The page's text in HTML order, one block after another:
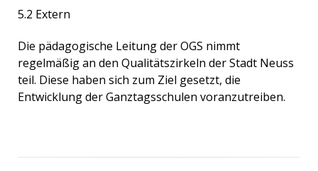
5.2 Extern
Die pädagogische Leitung der OGS nimmt
regelmäßig an den Qualitätszirkeln der Stadt Neuss
teil. Diese haben sich zum Ziel gesetzt, die
Entwicklung der Ganztagsschulen voranzutreiben.